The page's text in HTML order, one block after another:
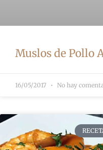
Muslos de Pollo
16/05/2017 No hay